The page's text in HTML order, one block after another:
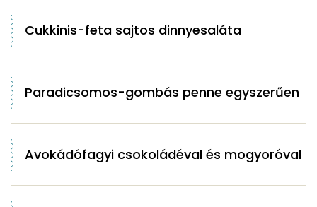
Cukkinis-feta sajtos dinnyesaláta
Paradicsomos-gombás penne egyszerűen
Avokádófagyi csokoládéval és mogyoróval